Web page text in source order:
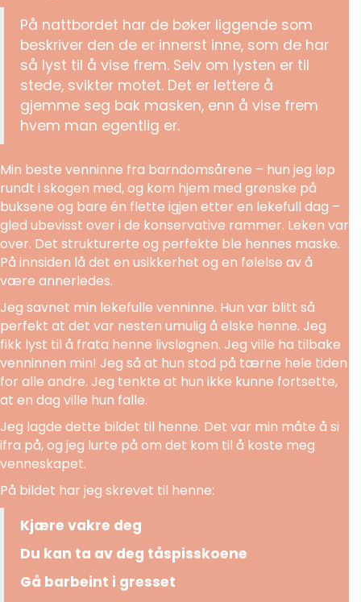
På nattbordet har de bøker liggende som
beskriver den de er innerst inne, som de har
så lyst til å vise frem. Selv om lysten er til
stede, svikter motet. Det er lettere å
gjemme seg bak masken, enn å vise frem
hvem man egentlig er.
Min beste venninne fra barndomsårene – hun jeg løp
rundt i skogen med, og kom hjem med grønske på
buksene og bare én flette igjen etter en lekefull dag –
gled ubevisst over i de konservative rammer. Leken var
over. Det strukturerte og perfekte ble hennes maske.
På innsiden lå det en usikkerhet og en følelse av å
være annerledes.
Jeg savnet min lekefulle venninne. Hun var blitt så
perfekt at det var nesten umulig å elske henne. Jeg
fikk lyst til å frata henne livsløgnen. Jeg ville ha tilbake
venninnen min! Jeg så at hun stod på tærne hele tiden
for alle andre. Jeg tenkte at hun ikke kunne fortsette,
at en dag ville hun falle.
Jeg lagde dette bildet til henne. Det var min måte å si
ifra på, og jeg lurte på om det kom til å koste meg
venneskapet.
På bildet har jeg skrevet til henne:
Kjære vakre deg
Du kan ta av deg tåspisskoene
Gå barbeint i gresset